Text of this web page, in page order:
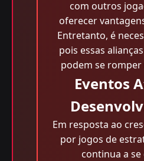
com outros
oferecer
Entretanto, é
pois essas
podem se
Eventos
Em resposta ao
por jogos de
continua a se